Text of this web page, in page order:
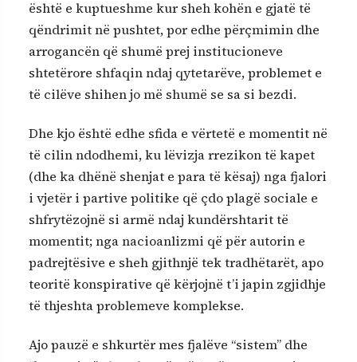
është e kuptueshme kur sheh kohën e gjatë të
qëndrimit në pushtet, por edhe përçmimin dhe
arrogancën që shumë prej institucioneve
shtetërore shfaqin ndaj qytetarëve, problemet e
të cilëve shihen jo më shumë se sa si bezdi.
Dhe kjo është edhe sfida e vërtetë e momentit në
të cilin ndodhemi, ku lëvizja rrezikon të kapet
(dhe ka dhënë shenjat e para të kësaj) nga fjalori
i vjetër i partive politike që çdo plagë sociale e
shfrytëzojnë si armë ndaj kundërshtarit të
momentit; nga nacioanlizmi që për autorin e
padrejtësive e sheh gjithnjë tek tradhëtarët, apo
teoritë konspirative që kërjojnë t’i japin zgjidhje
të thjeshta problemeve komplekse.
Ajo pauzë e shkurtër mes fjalëve “sistem” dhe